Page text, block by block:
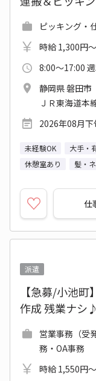
ピッキング・
時給 1,300円
8:00～17:00
静岡県 磐田市
ＪＲ東海道本
2026年08月
未経験OK 大手・
休憩室あり
髪・
仕
派遣
【急募/小池
作成 残業ナシ♪
営業事務（受
務・OA事務
時給 1,550円